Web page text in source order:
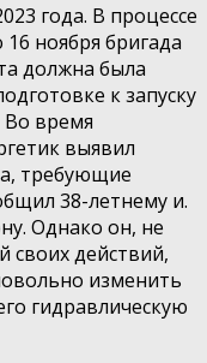
года. В процессе
ноября бригада
должна была
к запуску
Во время
выявил
требующие
38-летнему и.
Однако он, не
своих действий,
изменить
гидравлическую